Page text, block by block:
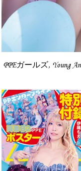
PPEガールズ, Young